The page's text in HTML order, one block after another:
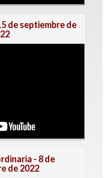
de septiembre de
- 8 de
de 2022